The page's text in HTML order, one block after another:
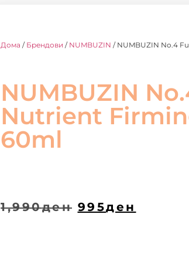
Дома / Брендови / NUMBUZIN / NUMBUZIN No.4
NUMBUZIN
Nutrient
60ml
1,990ден 995ден